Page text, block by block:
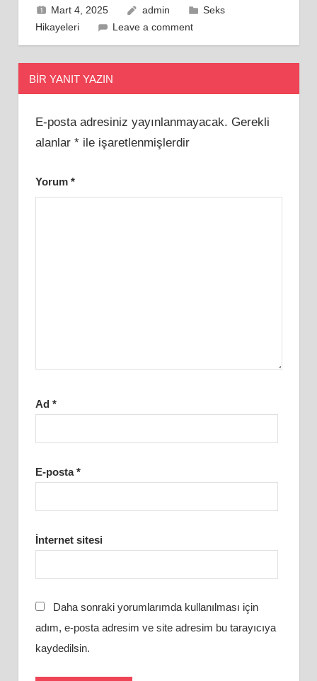
Mart 4, 2025 admin
Seks
Hikayeleri
Leave a comment
BIR YANIT YAZIN
E-posta adresiniz yayınlanmayacak. Gerekli
alanlar *ile işaretlenmişlerdir
Yorum *
Ad *
E-posta*
İnternet sitesi
Daha sonraki yorumlarımda kullanılması için
adım, e-posta adresim ve site adresim bu tarayıcıya
kaydedilsin.